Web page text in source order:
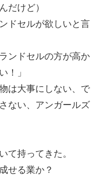
だけど）
ドセルが欲しいと言
ンドセルの方が高か
！」
は大事にしない、で
ない、アンガールズ
て持ってきた。
せる業か？